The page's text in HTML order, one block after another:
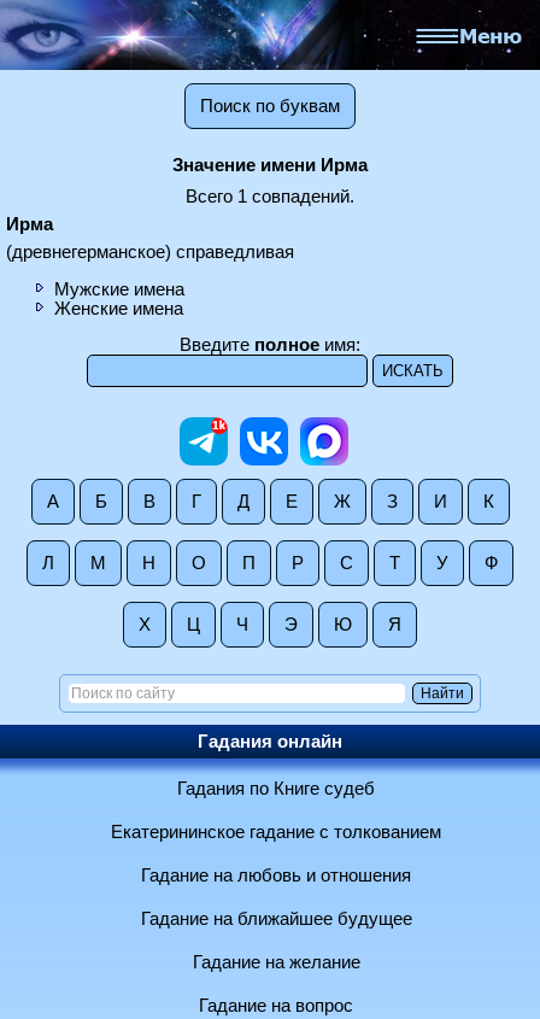
Поиск по буквам
Значение имени Ирма
Всего 1 совпадений.
Ирма
(древнегерманское) справедливая
Мужские имена
Женские имена
Введите полное имя:
А Б В Г Д Е Ж З И К
Л М Н О П Р С Т У Ф
Х Ц Ч Э Ю Я
Гадания онлайн
Гадания по Книге судеб
Екатерининское гадание с толкованием
Гадание на любовь и отношения
Гадание на ближайшее будущее
Гадание на желание
Гадание на вопрос